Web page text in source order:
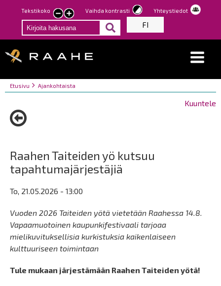
Hyppää
pääsisältöön
Tekstikoko
Pienennä
tekstin
kokoa
Suurenna
tekstin
kokoa
Vaihda kontrasti Yhteystiedot
FI
Breadcrumbs
You
here:
Etusivu Ajankohtaista
Kuuntele
Raahen Taiteiden yö kutsuu
tapahtumajärjestäjiä
To, 21.05.2026 - 13:00
Vuoden 2026 Taiteiden yötä vietetään Raahessa 14.8.
Vapaamuotoinen kaupunkifestivaali tarjoaa
mielikuvituksellisia kurkistuksia kaikenlaiseen
kulttuuriseen toimintaan
Tule mukaan järjestämään Raahen Taiteiden yötä!